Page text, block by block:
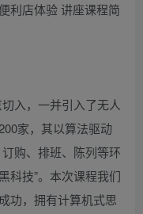
利店体验 讲座课程简
入，一并引入了无人
家，其以算法驱动
购、排班、陈列等环
科技”。本次课程我们
功，拥有计算机式思